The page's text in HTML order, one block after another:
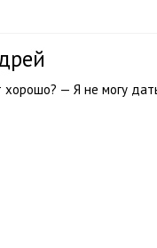
— Я не могу